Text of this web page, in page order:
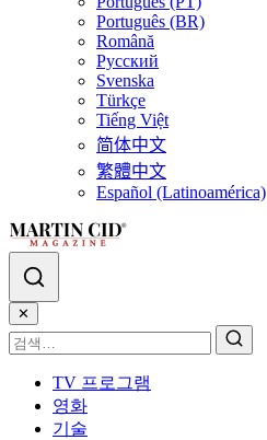
Português (BR)
Română
Русский
Svenska
Türkçe
Tiếng Việt
简体中文
繁體中文
Español (Latinoamérica)
✕
TV 프로그램
영화
기술